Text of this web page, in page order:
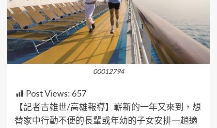
00012794
Post Views: 657
【記者吉雄世/高雄報導】嶄新的一年又來到，想
替家中行動不便的長輩或年幼的子女安排一趟適